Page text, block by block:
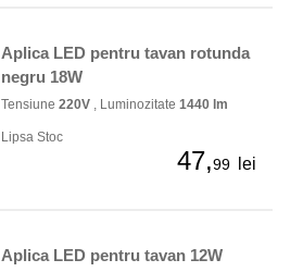
Aplica LED pentru tavan rotunda
negru 18W
Tensiune 220V , Luminozitate 1440 lm
Lipsa Stoc
47,99 lei
Aplica LED pentru tavan 12W